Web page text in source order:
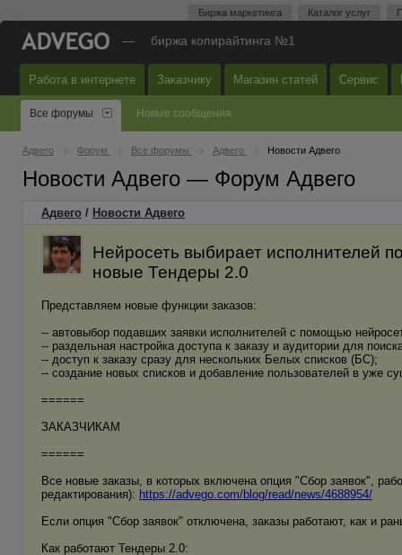
Биржа маркетинга Каталог услуг
— биржа копирайтинга №1
Работа в интернете Заказчику Магазин статей Сервис
Все форумы Новые сообщения
Адвего Форум Все форумы Адвего Новости Адвего
Новости Адвего — Форум Адвего
Адвего / Новости Адвего
Нейросеть выбирает исполнителей
новые Тендеры 2.0
Представляем новые функции заказов:
-- автовыбор подавших заявки исполнителей с помощью
-- раздельная настройка доступа к заказу и аудитории для
-- доступ к заказу сразу для нескольких Белых списков (БС);
-- создание новых списков и добавление пользователей в уже
======
ЗАКАЗЧИКАМ
======
Все новые заказы, в которых включена опция "Сбор заявок",
редактирования): https://advego.com/blog/read/news/4688954/
Если опция "Сбор заявок" отключена, заказы работают, как и
Как работают Тендеры 2.0: